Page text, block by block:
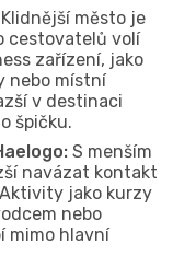
Klidnější město je
cestovatelů volí
zařízení, jako
nebo místní
v destinaci
špičku.
S menším
navázat kontakt
jako kurzy
nebo
mimo hlavní